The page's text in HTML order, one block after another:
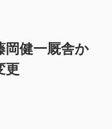
岡健一厩舎か
更